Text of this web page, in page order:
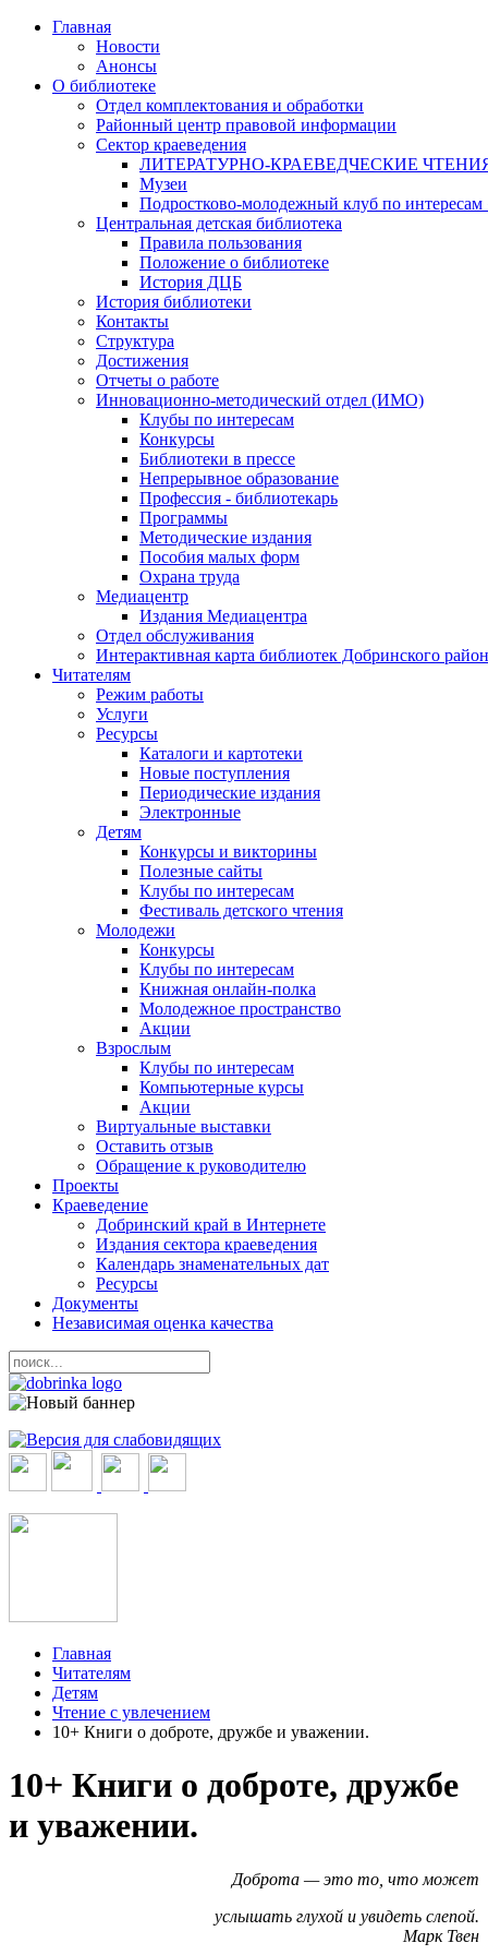
Главная
Новости
Анонсы
О библиотеке
Отдел комплектования и обработки
Районный центр правовой информации
Сектор краеведения
ЛИТЕРАТУРНО-КРАЕВЕДЧЕСКИЕ
Музеи
Подростково-молодежный клуб по интересам
Центральная детская библиотека
Правила пользования
Положение о библиотеке
История ДЦБ
История библиотеки
Контакты
Структура
Достижения
Отчеты о работе
Инновационно-методический отдел (ИМО)
Клубы по интересам
Конкурсы
Библиотеки в прессе
Непрерывное образование
Профессия - библиотекарь
Программы
Методические издания
Пособия малых форм
Охрана труда
Медиацентр
Издания Медиацентра
Отдел обслуживания
Интерактивная карта библиотек Добринского
Читателям
Режим работы
Услуги
Ресурсы
Каталоги и картотеки
Новые поступления
Периодические издания
Электронные
Детям
Конкурсы и викторины
Полезные сайты
Клубы по интересам
Фестиваль детского чтения
Молодежи
Конкурсы
Клубы по интересам
Книжная онлайн-полка
Молодежное пространство
Акции
Взрослым
Клубы по интересам
Компьютерные курсы
Акции
Виртуальные выставки
Оставить отзыв
Обращение к руководителю
Проекты
Краеведение
Добринский край в Интернете
Издания сектора краеведения
Календарь знаменательных дат
Ресурсы
Документы
Независимая оценка качества
Главная
Читателям
Детям
Чтение с увлечением
10+ Книги о доброте, дружбе и уважении.
10+ Книги о доброте, дружбе
и уважении.
Доброта — это то, что может
услышать глухой и увидеть слепой.
Марк Твен